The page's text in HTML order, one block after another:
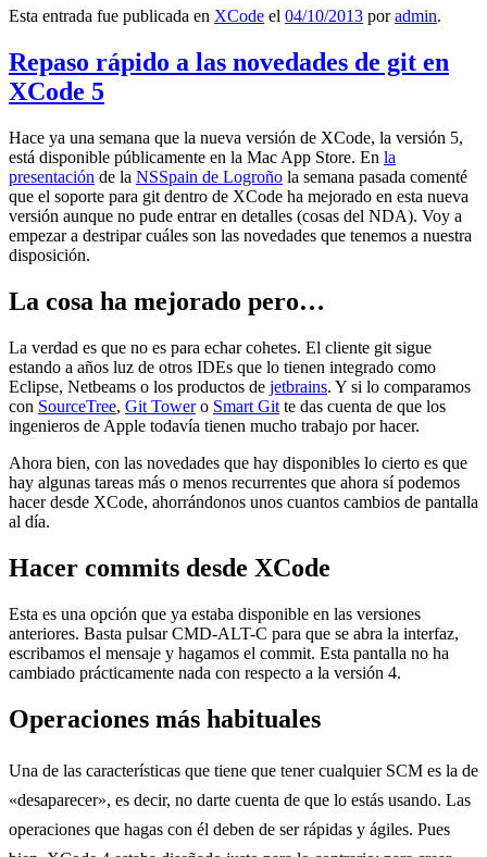
Esta entrada fue publicada en XCode el 04/10/2013 poradmin.
Repaso rápido a las novedades de git en
XCode 5
Hace ya una semana que la nueva versión de XCode, la versión 5,
está disponible públicamente en la Mac App Store. En la
presentación de la NSSpain de Logroño la semana pasada comenté
que el soporte para git dentro de XCode ha mejorado en esta nueva
versión aunque no pude entrar en detalles (cosas del NDA). Voy a
empezar a destripar cuáles son las novedades que tenemos a nuestra
disposición.
La cosa ha mejorado pero…
La verdad es que no es para echar cohetes. El cliente git sigue
estando a años luz de otros IDEs que lo tienen integrado como
Eclipse, Netbeams o los productos de jetbrains. Y si lo comparamos
con SourceTree, Git Towero Smart Git te das cuenta de que los
ingenieros de Apple todavía tienen mucho trabajo por hacer.
Ahora bien, con las novedades que hay disponibles lo cierto es que
hay algunas tareas más o menos recurrentes que ahora sí podemos
hacer desde XCode, ahorrándonos unos cuantos cambios de pantalla
al día.
Hacer commits desde XCode
Esta es una opción que ya estaba disponible en las versiones
anteriores. Basta pulsar CMD-ALT-C para que se abra la interfaz,
escribamos el mensaje y hagamos el commit. Esta pantalla no ha
cambiado prácticamente nada con respecto a la versión 4.
Operaciones más habituales
Una de las características que tiene que tener cualquier SCM es la de
«desaparecer», es decir, no darte cuenta de que lo estás usando. Las
operaciones que hagas con él deben de ser rápidas y ágiles. Pues